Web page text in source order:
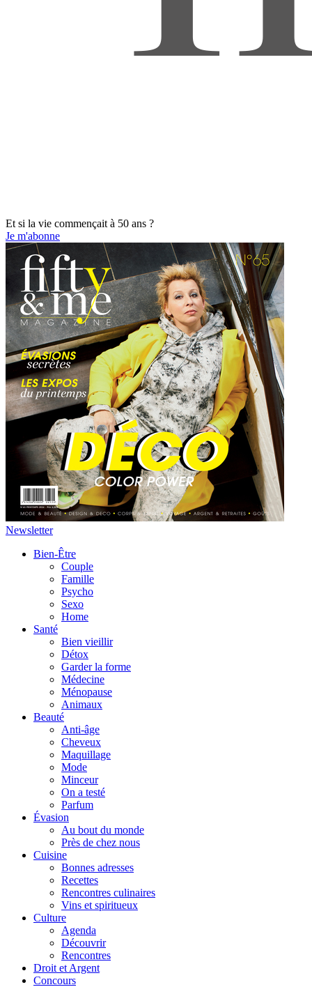
Et si la vie commençait à 50 ans ?
Je m'abonne
Newsletter
Bien-Être
Couple
Famille
Psycho
Sexo
Home
Santé
Bien vieillir
Détox
Garder la forme
Médecine
Ménopause
Animaux
Beauté
Anti-âge
Cheveux
Maquillage
Mode
Minceur
On a testé
Parfum
Évasion
Au bout du monde
Près de chez nous
Cuisine
Bonnes adresses
Recettes
Rencontres culinaires
Vins et spiritueux
Culture
Agenda
Découvrir
Rencontres
Droit et Argent
Concours